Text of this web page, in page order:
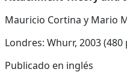
Mauricio Cortina y Mario
Londres: Whurr, 2003 (480
Publicado en inglés